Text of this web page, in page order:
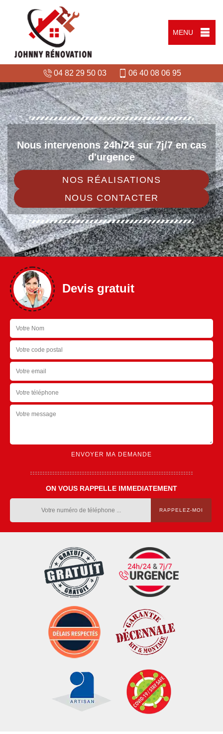
MENU
04 82 29 50 03 06 40 08 06 95
Nous intervenons 24h/24 sur 7j/7 en cas
d'urgence
NOS RÉALISATIONS
NOUS CONTACTER
Devis gratuit
ON VOUS RAPPELLE IMMEDIATEMENT